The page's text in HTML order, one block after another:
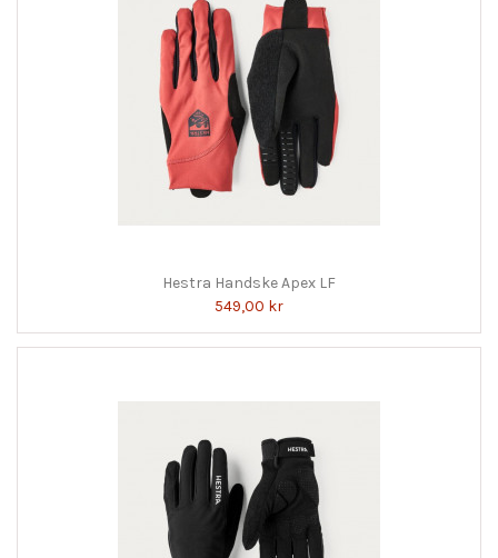
Hestra Handske Apex LF
549,00 kr